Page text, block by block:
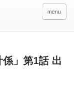
menu
」第1話 出